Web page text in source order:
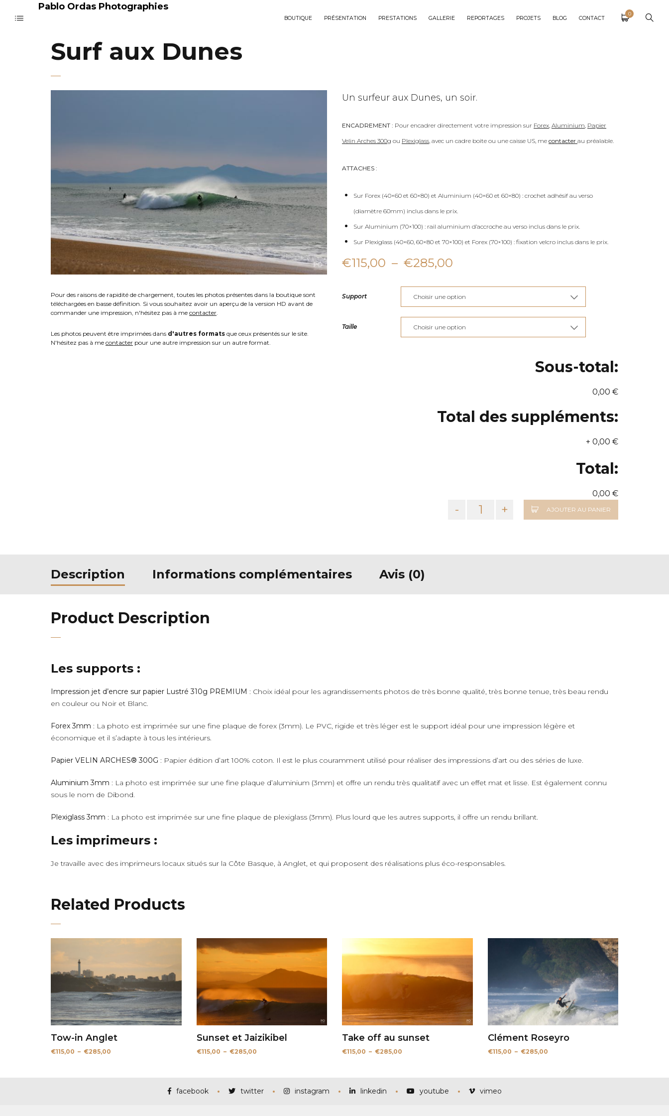
Pablo Ordas Photographies
BOUTIQUE PRÉSENTATION PRESTATIONS GALLERIE REPORTAGES PROJETS BLOG CONTACT
0
Surf aux Dunes
Pour des raisons de rapidité de chargement, toutes les photos présentes dans la boutique sont
téléchargées en basse définition. Si vous souhaitez avoir un aperçu de la version HD avant de
commander une impression, n'hésitez pas à me contacter.
Les photos peuvent être imprimées dans d'autres formats que ceux présentés sur le site.
N'hésitez pas à me contacter pour une autre impression sur un autre format.
Un surfeur aux Dunes, un soir.
ENCADREMENT : Pour encadrer directement votre impression sur Forex, Aluminium, Papier
Velin Arches 300g ou Plexiglass, avec un cadre boite ou une caisse US, me contacter au préalable.
ATTACHES :
Sur Forex (40×60 et 60×80) et Aluminium (40×60 et 60×80) : crochet adhésif au verso
(diamètre 60mm) inclus dans le prix.
Sur Aluminium (70×100) : rail aluminium d’accroche au verso inclus dans le prix.
Sur Plexiglass (40×60, 60×80 et 70×100) et Forex (70×100) : fixation velcro inclus dans le prix.
€115,00 – €285,00
prix :
€115,00
à
Support
Taille
Sous-total:
0,00 €
Total des suppléments:
+ 0,00 €
Total:
0,00 €
- + AJOUTER AU PANIER
Description Informations complémentaires Avis (0)
Product Description
Les supports :
Impression jet d’encre sur papier Lustré 310g PREMIUM : Choix idéal pour les agrandissements photos de très bonne qualité, très bonne tenue, très beau rendu
en couleur ou Noir et Blanc.
Forex 3mm : La photo est imprimée sur une fine plaque de forex (3mm). Le PVC, rigide et très léger est le support idéal pour une impression légère et
économique et il s’adapte à tous les intérieurs.
Papier VELIN ARCHES® 300G : Papier édition d’art 100% coton. Il est le plus couramment utilisé pour réaliser des impressions d’art ou des séries de luxe.
Aluminium 3mm : La photo est imprimée sur une fine plaque d’aluminium (3mm) et offre un rendu très qualitatif avec un effet mat et lisse. Est également connu
sous le nom de Dibond.
Plexiglass 3mm : La photo est imprimée sur une fine plaque de plexiglass (3mm). Plus lourd que les autres supports, il offre un rendu brillant.
Les imprimeurs :
Je travaille avec des imprimeurs locaux situés sur la Côte Basque, à Anglet, et qui proposent des réalisations plus éco-responsables.
Related Products
Tow-in Anglet
€115,00 – €285,00
Sunset et Jaizikibel
€115,00 – €285,00Plage
€285,00
Take off au sunset
€115,00 – €285,00
€285,00
Clément Roseyro
€115,00 – €285,00Plage
facebook twitter instagram linkedin youtube vimeo